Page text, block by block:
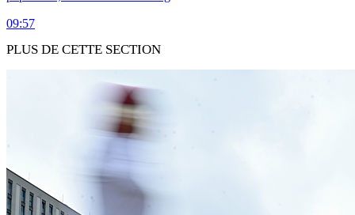
09:57
PLUS DE CETTE SECTION